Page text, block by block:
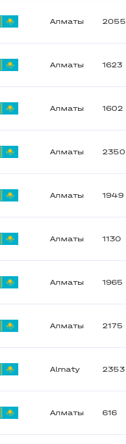
Алматы 2055
Алматы 1623
Алматы 1602
Алматы 2350
Алматы 1949
Алматы 1130
Алматы 1965
Алматы 2175
Almaty 2353
Алматы 616